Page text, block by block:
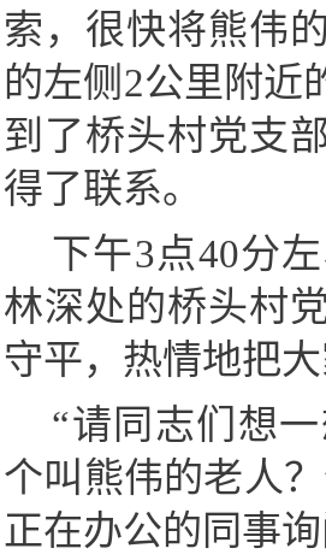
索，很快将熊伟
的左侧2公里附近
到了桥头村党支
得了联系。
下午3点40分
林深处的桥头村
守平，热情地把
“请同志们想
个叫熊伟的老人
正在办公的同事